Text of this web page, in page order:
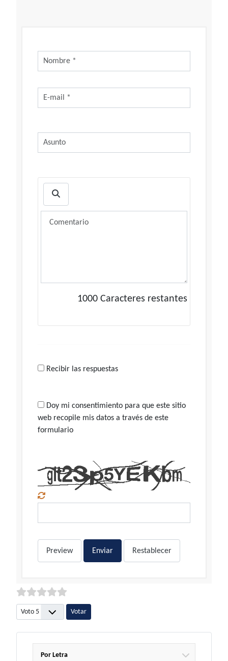
1000 Caracteres restantes
Recibir las respuestas
Doy mi consentimiento para que este sitio
web recopile mis datos a través de este
formulario
Preview Enviar Restablecer
Por favor, vote
Por Letra